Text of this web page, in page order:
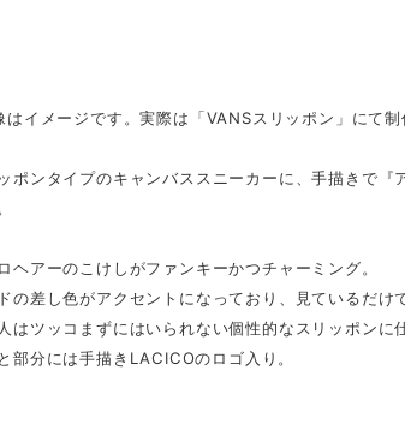
はイメージです。実際は「VANSスリッポン」にて制
ポンタイプのキャンバススニーカーに、手描きで
ヘアーのこけしがファンキーかつチャーミング。
の差し色がアクセントになっており、見ているだけ
はツッコまずにはいられない個性的なスリッポンに
部分には手描きLACICOのロゴ入り。